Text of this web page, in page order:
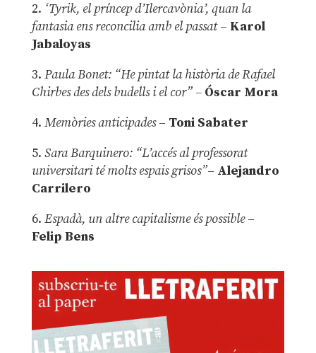
2. ‘Tyrik, el príncep d’Ilercavònia’, quan la
fantasia ens reconcilia amb el passat– Karol
Jabaloyas
3. Paula Bonet: “He pintat la història de Rafael
Chirbes des dels budells i el cor” –Óscar Mora
4. Memòries anticipades– Toni Sabater
5. Sara Barquinero: “L’accés al professorat
universitari té molts espais grisos”– Alejandro
Carrilero
6. Espadà, un altre capitalisme és possible –
Felip Bens